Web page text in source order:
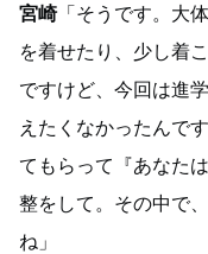
宮崎「そうです。大
を着せたり、少し着
ですけど、今回は進
えたくなかったんで
てもらって『あなた
整をして。その中で
ね」